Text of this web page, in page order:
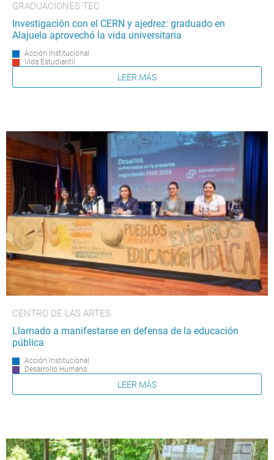
GRADUACIONES TEC
Investigación con el CERN y ajedrez: graduado en
Alajuela aprovechó la vida universitaria
Acción Institucional
Vida Estudiantil
LEER MÁS
CENTRO DE LAS ARTES
Llamado a manifestarse en defensa de la educación
pública
Acción Institucional
Desarrollo Humano
LEER MÁS